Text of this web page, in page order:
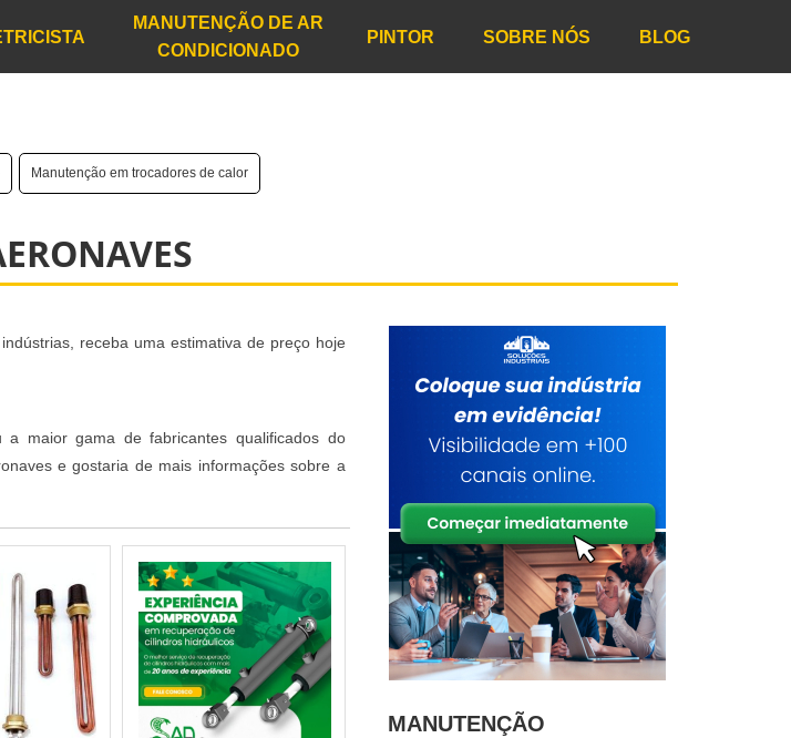
MANUTENÇÃO DE AR
CONDICIONADO
PINTOR SOBRE NÓS BLOG
Manutenção em trocadores de calor
receba uma estimativa de preço hoje
a maior gama de fabricantes qualificados do
e gostaria de mais informações sobre a
MANUTENÇÃO